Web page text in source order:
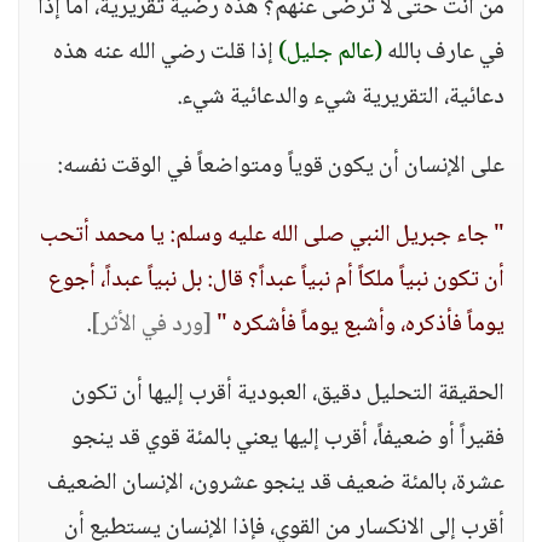
من أنت حتى لا ترضى عنهم؟ هذه رضية تقريرية، أما إذا
في عارف بالله(عالم جليل)إذا قلت رضي الله عنه هذه
دعائية، التقريرية شيء والدعائية شيء.
على الإنسان أن يكون قوياً ومتواضعاً في الوقت نفسه:
" جاء جبريل النبي صلى الله عليه وسلم: يا محمد أتحب
أن تكون نبياً ملكاً أم نبياً عبداً؟ قال: بل نبياً عبداً، أجوع
يوماً فأذكره، وأشبع يوماً فأشكره "[ورد في الأثر].
الحقيقة التحليل دقيق، العبودية أقرب إليها أن تكون
فقيراً أو ضعيفاً، أقرب إليها يعني بالمئة قوي قد ينجو
عشرة، بالمئة ضعيف قد ينجو عشرون، الإنسان الضعيف
أقرب إلى الانكسار من القوي، فإذا الإنسان يستطيع أن